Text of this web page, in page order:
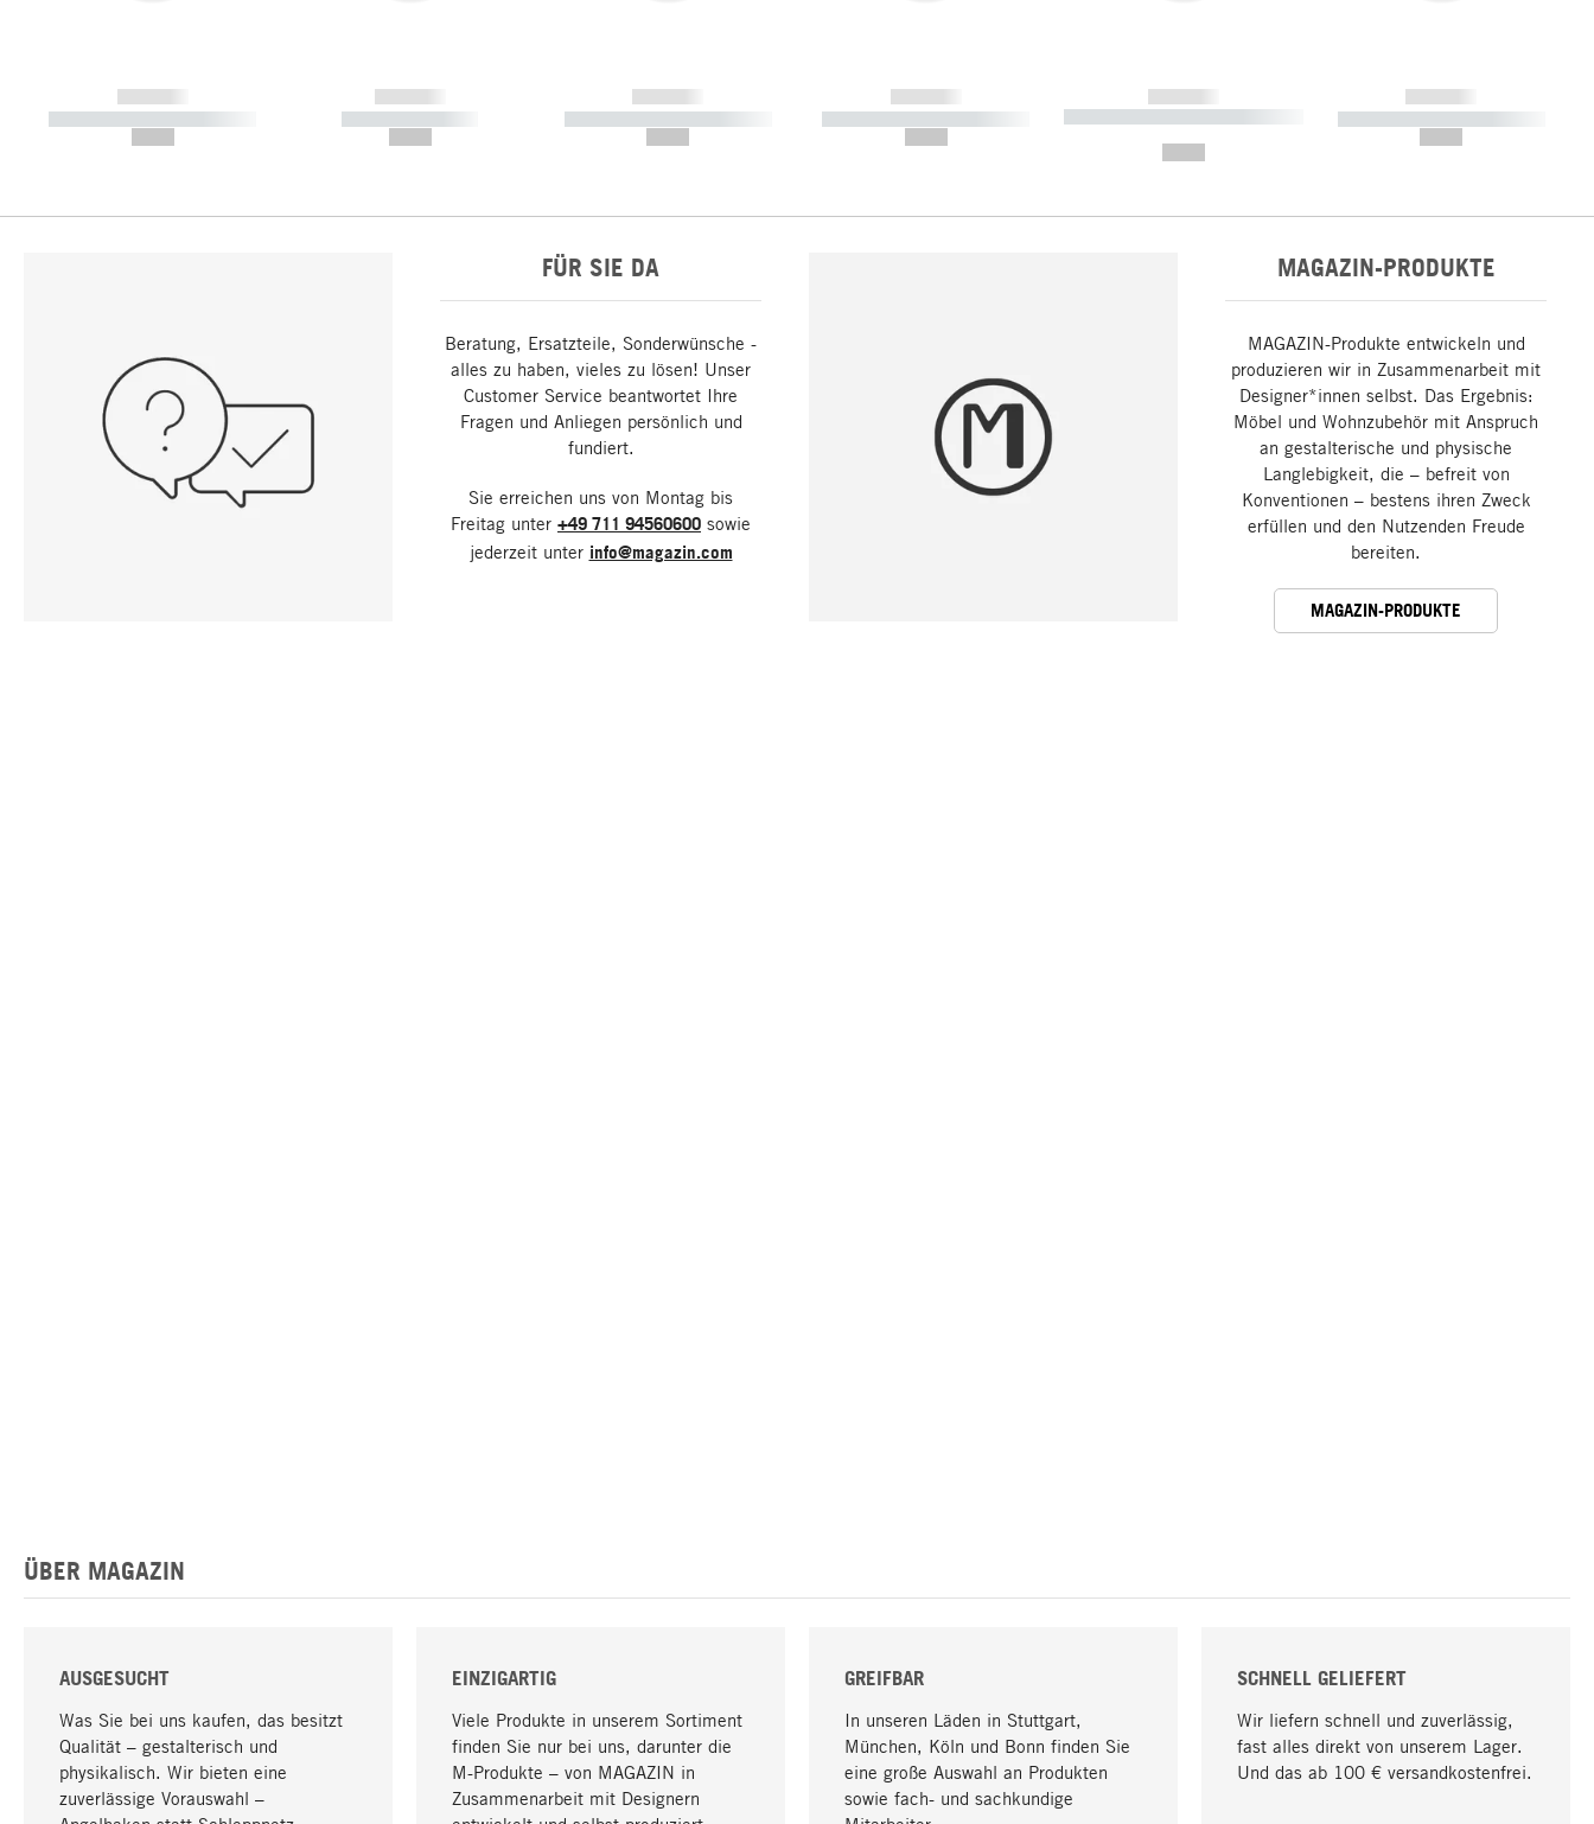
------------
----------- ----------- -----------
------------
----------- -----------
------------
----------- ----------- -----------
------------
----------- ----------- -----------
------------
----------- ----------- ----------- ----
------------
----------- ----------- -----------
FÜR SIE DA
Beratung, Ersatzteile, Sonderwünsche -
alles zu haben, vieles zu lösen! Unser
Customer Service beantwortet Ihre
Fragen und Anliegen persönlich und
fundiert.
Sie erreichen uns von Montag bis
Freitag unter +49 711 94560600 sowie
jederzeit unter info@magazin.com
MAGAZIN-PRODUKTE
MAGAZIN-Produkte entwickeln und
produzieren wir in Zusammenarbeit mit
Designer*innen selbst. Das Ergebnis:
Möbel und Wohnzubehör mit Anspruch
an gestalterische und physische
Langlebigkeit, die – befreit von
Konventionen – bestens ihren Zweck
erfüllen und den Nutzenden Freude
bereiten.
MAGAZIN-PRODUKTE
ÜBER MAGAZIN
AUSGESUCHT
Was Sie bei uns kaufen, das besitzt
Qualität – gestalterisch und
physikalisch. Wir bieten eine
zuverlässige Vorauswahl –
EINZIGARTIG
Viele Produkte in unserem Sortiment
finden Sie nur bei uns, darunter die
M-Produkte – von MAGAZIN in
Zusammenarbeit mit Designern
GREIFBAR
In unseren Läden in Stuttgart,
München, Köln und Bonn finden Sie
eine große Auswahl an Produkten
sowie fach- und sachkundige
SCHNELL GELIEFERT
Wir liefern schnell und zuverlässig,
fast alles direkt von unserem Lager.
Und das ab 100 € versandkostenfrei.